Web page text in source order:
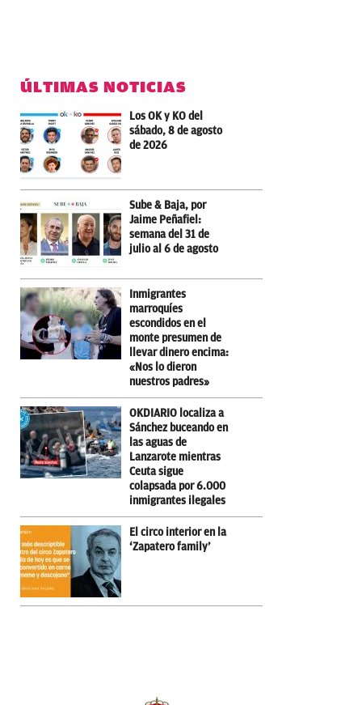
ÚLTIMAS NOTICIAS
Los OK y KO del
sábado, 8 de agosto
de 2026
Sube & Baja, por
Jaime Peñafiel:
semana del 31 de
julio al 6 de agosto
Inmigrantes
marroquíes
escondidos en el
monte presumen de
llevar dinero encima:
«Nos lo dieron
nuestros padres»
OKDIARIO localiza a
Sánchez buceando en
las aguas de
Lanzarote mientras
Ceuta sigue
colapsada por 6.000
inmigrantes ilegales
El circo interior en la
‘Zapatero family’